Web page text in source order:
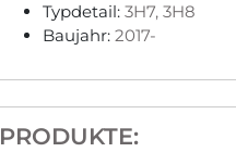
Typdetail: 3H7, 3H8
Baujahr: 2017-
PRODUKTE: